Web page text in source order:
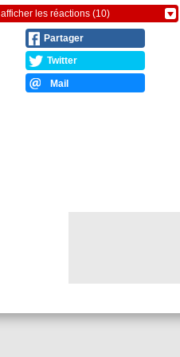
afficher les réactions (10)
Partager
Twitter
Mail